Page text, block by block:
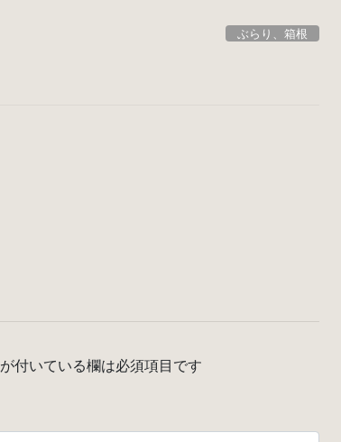
ぶらり、箱根
が付いている欄は必須項目です